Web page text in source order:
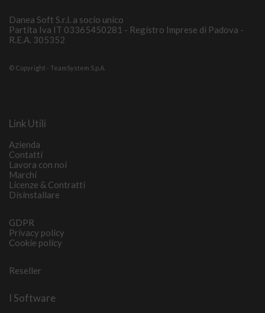
Danea Soft S.r.l. a socio unico
Partita Iva IT 03365450281 - Registro Imprese di Padova -
R.E.A. 305352
© Copyright - TeamSystem S.p.A.
Link Utili
Azienda
Contatti
Lavora con noi
Marchi
Licenze & Contratti
Disinstallare
GDPR
Privacy policy
Cookie policy
Reseller
I Software